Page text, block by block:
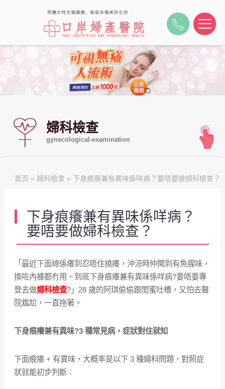
婦科檢查
gynecological-examination
首页 »婦科檢查 » 下身痕癢兼有異味係咩病？要唔要做婦科檢查？
下身痕癢兼有異味係咩病？
要唔要做婦科檢查？
「最近下面總係癢到忍唔住撓癢，沖涼時仲聞到有魚腥味，
換咗內褲都冇用，到底下身痕癢兼有異味係咩病?要唔要專
登去做婦科檢查?」28 歲的阿琪偷偷跟閨蜜吐槽，又怕去醫
院尷尬，一直拖著。
下身痕癢兼有異味?3 種常見病，症狀對住就知​
下面痕癢 + 有異味，大概率是以下 3 種婦科問題，對照症
狀就能初步判斷：​